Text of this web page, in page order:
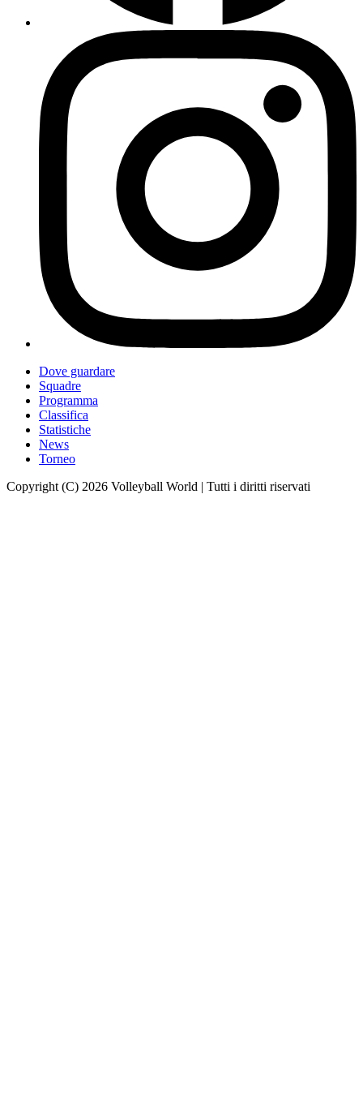
Dove guardare
Squadre
Programma
Classifica
Statistiche
News
Torneo
Copyright (C) 2026 Volleyball World | Tutti i diritti riservati